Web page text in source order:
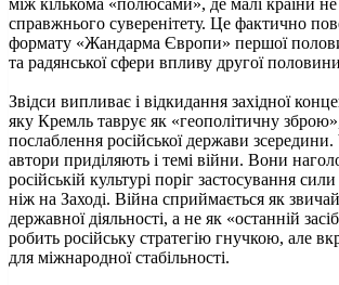
справжнього суверенітету. Це фактично
формату «Жандарма Європи» першої
та радянської сфери впливу другої
Звідси випливає і відкидання західної
яку Кремль таврує як «геополітичну
послаблення російської держави
автори приділяють і темі війни. Вони
російській культурі поріг застосування
ніж на Заході. Війна сприймається як
державної діяльності, а не як «останній
робить російську стратегію гнучкою, але
для міжнародної стабільності.